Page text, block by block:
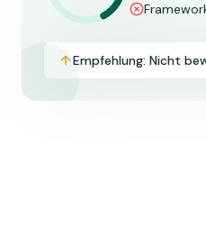
Empfehlung: Nicht